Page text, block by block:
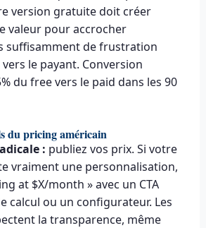
version gratuite doit créer
valeur pour accrocher
suffisamment de frustration
le payant. Conversion
du free vers le paid dans les 90
du pricing américain
: publiez vos prix. Si votre
vraiment une personnalisation,
at $X/month » avec un CTA
calcul ou un configurateur. Les
la transparence, même